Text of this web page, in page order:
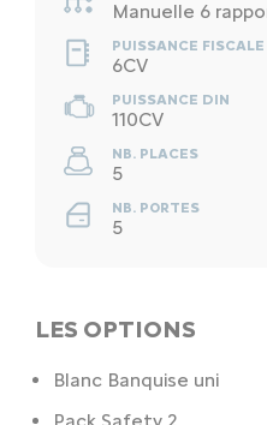
Manuelle 6
PUISSANCE FISCALE
6CV
PUISSANCE DIN
110CV
NB. PLACES
5
NB. PORTES
5
LES OPTIONS
Blanc Banquise uni